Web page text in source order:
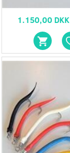
1.150,00 DKK